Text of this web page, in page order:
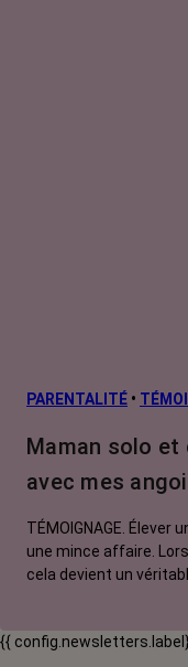
PARENTALITÉ •
Maman solo et
avec mes
TÉMOIGNAGE. Élever
une mince affaire.
cela devient un
solitude face aux
{{